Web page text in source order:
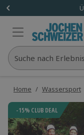
Suche nach
Home / Wassersport
-15% CLUB DEAL